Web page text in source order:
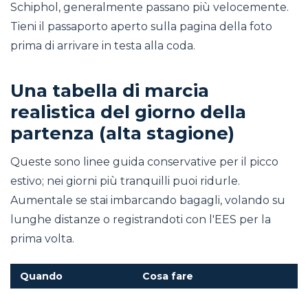
Schiphol, generalmente passano più velocemente.
Tieni il passaporto aperto sulla pagina della foto
prima di arrivare in testa alla coda.
Una tabella di marcia
realistica del giorno della
partenza (alta stagione)
Queste sono linee guida conservative per il picco
estivo; nei giorni più tranquilli puoi ridurle.
Aumentale se stai imbarcando bagagli, volando su
lunghe distanze o registrandoti con l'EES per la
prima volta.
Quando Cosa fare